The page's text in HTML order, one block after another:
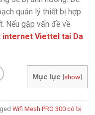
quản lý thiết bị hợp
Nếu gặp vấn đề về
internet Viettel tai Da
Mục lục [show]
Wifi Mesh PRO 300 có bị